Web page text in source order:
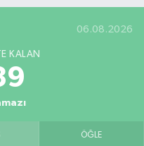
06.08.2026
KALAN
ÖĞLE